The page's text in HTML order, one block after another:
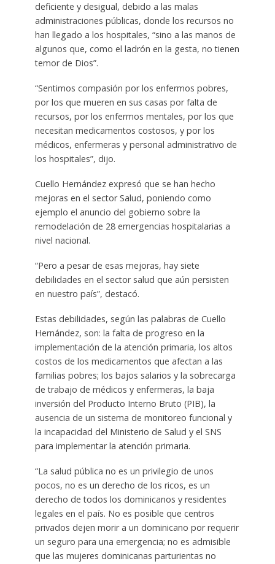
deficiente y desigual, debido a las malas
administraciones públicas, donde los recursos no
han llegado a los hospitales, “sino a las manos de
algunos que, como el ladrón en la gesta, no tienen
temor de Dios”.
“Sentimos compasión por los enfermos pobres,
por los que mueren en sus casas por falta de
recursos, por los enfermos mentales, por los que
necesitan medicamentos costosos, y por los
médicos, enfermeras y personal administrativo de
los hospitales”, dijo.
Cuello Hernández expresó que se han hecho
mejoras en el sector Salud, poniendo como
ejemplo el anuncio del gobierno sobre la
remodelación de 28 emergencias hospitalarias a
nivel nacional.
“Pero a pesar de esas mejoras, hay siete
debilidades en el sector salud que aún persisten
en nuestro país”, destacó.
Estas debilidades, según las palabras de Cuello
Hernández, son: la falta de progreso en la
implementación de la atención primaria, los altos
costos de los medicamentos que afectan a las
familias pobres; los bajos salarios y la sobrecarga
de trabajo de médicos y enfermeras, la baja
inversión del Producto Interno Bruto (PIB), la
ausencia de un sistema de monitoreo funcional y
la incapacidad del Ministerio de Salud y el SNS
para implementar la atención primaria.
“La salud pública no es un privilegio de unos
pocos, no es un derecho de los ricos, es un
derecho de todos los dominicanos y residentes
legales en el país. No es posible que centros
privados dejen morir a un dominicano por requerir
un seguro para una emergencia; no es admisible
que las mujeres dominicanas parturientas no